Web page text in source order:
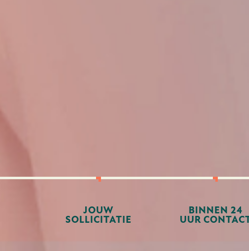
JOUW
SOLLICITATIE
BINNEN 24
UUR